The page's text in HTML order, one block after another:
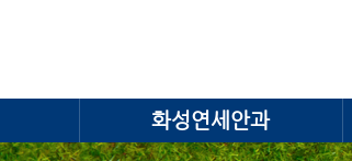
화성연세안과